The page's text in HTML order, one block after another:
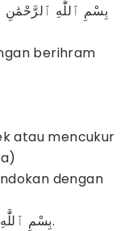
بِسْمِ ٱللَّٰهِ ٱلرَّحْمَٰنِ
berihram
atau mencukur
dengan
بِسْمِ ٱللَّٰهِ ٱلرَّحْمَٰنِ ٱلرَّحِيمِ لَبَّيْكَ اللَّهُمَّ حَجًّا.